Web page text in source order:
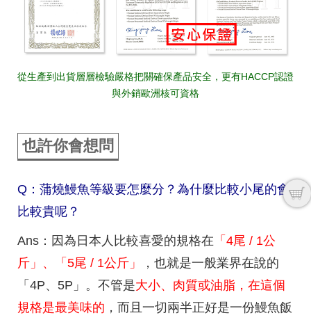
從生產到出貨層層檢驗嚴格把關確保產品安全，更有HACCP認證
與外銷歐洲核可資格
也許你會想問
Q：蒲燒鰻魚等級要怎麼分？為什麼比較小尾的會
比較貴呢？
Ans：因為日本人比較喜愛的規格在 「4尾 / 1公
斤」、「5尾 / 1公斤」
，也就是一般業界在說的
「4P、5P」。不管是大小、肉質或油脂，在這個
規格是最美味的 ，而且一切兩半正好是一份鰻魚飯